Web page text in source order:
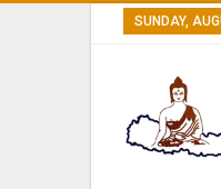
SUNDAY,